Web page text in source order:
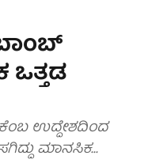
ಉದ್ದೇಶದಿಂದ
ಆತ ಈ ಕೃತ್ಯವೆಸಗಿದ್ದು ಮಾನಸಿಕ...